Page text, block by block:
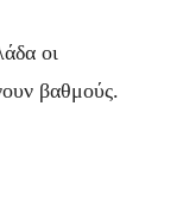
οι
βαθμούς.